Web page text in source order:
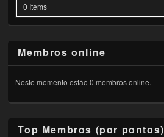
0 Items
Membros online
Neste momento estão 0 membros online.
Top Membros (por pontos)